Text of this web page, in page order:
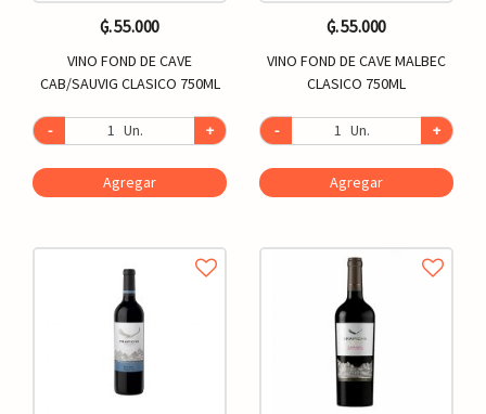
₲. 55.000
VINO FOND DE CAVE
CAB/SAUVIG CLASICO 750ML
- Un. +
Agregar
₲. 55.000
VINO FOND DE CAVE MALBEC
CLASICO 750ML
- Un. +
Agregar